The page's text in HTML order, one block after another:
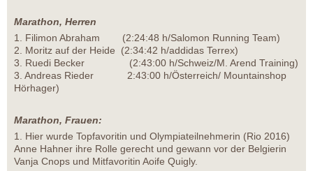
Marathon, Herren
1. Filimon Abraham (2:24:48 h/Salomon Running Team)
2. Moritz auf der Heide (2:34:42 h/addidas Terrex)
3. Ruedi Becker (2:43:00 h/Schweiz/M. Arend Training)
3. Andreas Rieder 2:43:00 h/Österreich/ Mountainshop
Hörhager)
Marathon, Frauen:
1. Hier wurde Topfavoritin und Olympiateilnehmerin (Rio 2016)
Anne Hahner ihre Rolle gerecht und gewann vor der Belgierin
Vanja Cnops und Mitfavoritin Aoife Quigly.